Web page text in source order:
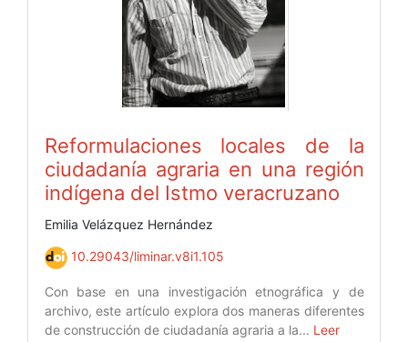
Reformulaciones locales de la
ciudadanía agraria en una región
indígena del Istmo veracruzano
Emilia Velázquez Hernández
10.29043/liminar.v8i1.105
Con base en una investigación etnográfica y de
archivo, este artículo explora dos maneras diferentes
de construcción de ciudadanía agraria a la... Leer